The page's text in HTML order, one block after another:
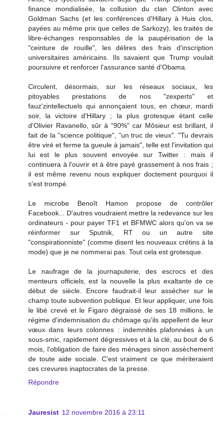
finance mondialisée, la collusion du clan Clinton avec
Goldman Sachs (et les conférences d'Hillary à Huis clos,
payées au même prix que celles de Sarkozy), les traités de
libre-échanges responsables de la paupérisation de la
"ceinture de rouille", les délires des frais d'inscription
universitaires américains. Ils savaient que Trump voulait
poursuivre et renforcer l'assurance santé d'Obama.
Circulent, désormais, sur les réseaux sociaux, les
pitoyables prestations de nos "zexperts" et
fauz'zintellectuels qui annonçaient tous, en chœur, mardi
soir, la victoire d'Hillary ; la plus grotesque étant celle
d'Olivier Ravanello, sûr à "90%" car Môsieur est brillant, il
fait de la "science politique", "un truc de vieux". "Tu devrais
être viré et ferme ta gueule à jamais", telle est l'invitation qui
lui est le plus souvent envoyée sur Twitter : mais il
continuera à l'ouvrir et à être payé grassement à nos frais ;
il est même revenu nous expliquer doctement pourquoi il
s'est trompé.
Le microbe Benoît Hamon propose de contrôler
Facebook... D'autres voudraient mettre la redevance sur les
ordinateurs - pour payer TF1 et BFMWC alors qu'on va se
réinformer sur Sputnik, RT ou un autre site
"conspirationniste" (comme disent les nouveaux crétins à la
mode) que je ne nommerai pas. Tout cela est grotesque.
Le naufrage de la journaputerie, des escrocs et des
menteurs officiels, est la nouvelle la plus exaltante de ce
début de siècle. Encore faudrait-il leur assécher sur le
champ toute subvention publique. Et leur appliquer, une fois
le libé crevé et le Figaro dégraissé de ses 18 millions, le
régime d'indemnisation du chômage qu'ils appellent de leur
vœux dans leurs colonnes : indemnités plafonnées à un
sous-smic, rapidement dégressives et à la clé, au bout de 6
mois, l'obligation de faire des ménages sinon assèchement
de toute aide sociale. C'est vraiment ce que mériteraient
ces crevures inaptocrates de la presse.
Répondre
Jauresist 12 novembre 2016 à 23:11